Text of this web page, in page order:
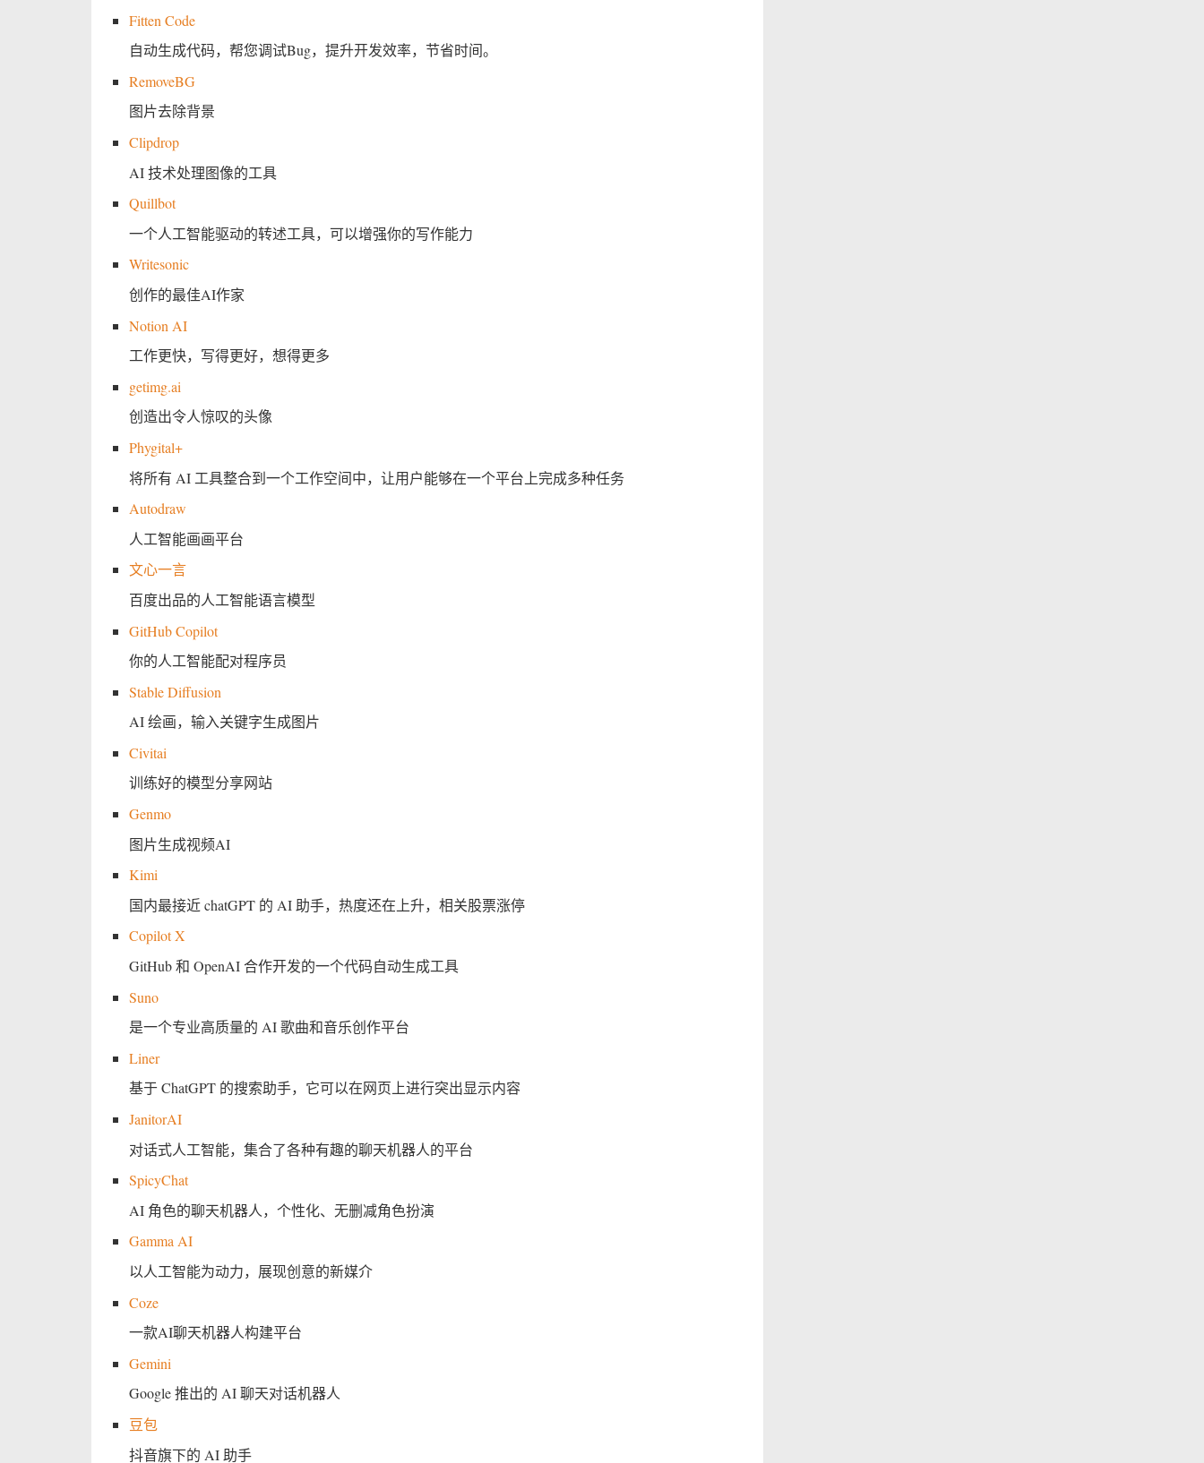
Fitten Code
自动生成代码，帮您调试Bug，提升开发效率，节省时间。
RemoveBG
图片去除背景
Clipdrop
AI 技术处理图像的工具
Quillbot
一个人工智能驱动的转述工具，可以增强你的写作能力
Writesonic
创作的最佳AI作家
Notion AI
工作更快，写得更好，想得更多
getimg.ai
创造出令人惊叹的头像
Phygital+
将所有 AI 工具整合到一个工作空间中，让用户能够在一个平台上完成多种任务
Autodraw
人工智能画画平台
文心一言
百度出品的人工智能语言模型
GitHub Copilot
你的人工智能配对程序员
Stable Diffusion
AI 绘画，输入关键字生成图片
Civitai
训练好的模型分享网站
Genmo
图片生成视频AI
Kimi
国内最接近 chatGPT 的 AI 助手，热度还在上升，相关股票涨停
Copilot X
GitHub 和 OpenAI 合作开发的一个代码自动生成工具
Suno
是一个专业高质量的 AI 歌曲和音乐创作平台
Liner
基于 ChatGPT 的搜索助手，它可以在网页上进行突出显示内容
JanitorAI
对话式人工智能，集合了各种有趣的聊天机器人的平台
SpicyChat
AI 角色的聊天机器人，个性化、无删减角色扮演
Gamma AI
以人工智能为动力，展现创意的新媒介
Coze
一款AI聊天机器人构建平台
Gemini
Google 推出的 AI 聊天对话机器人
豆包
抖音旗下的 AI 助手